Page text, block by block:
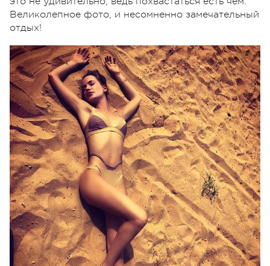
Великолепное фото, и несомненно замечательный
отдых!